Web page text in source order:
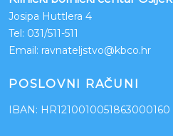
Josipa Huttlera 4
Tel: 031/511-511
Email: ravnateljstvo@kbco.hr
POSLOVNI RAČUNI
IBAN: HR1210010051863000160